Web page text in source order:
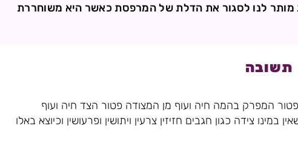
לנו לסגור את הדלת של המרפסת כאשר היא משוחררת
תשובה
המפרק בהמה חיה ועוף מן המצודה פטור הצד חיה ועוף
במינו צידה כגון חגבים חזיזין צרעין ויתושין ופרעושין וכיוצא באלו